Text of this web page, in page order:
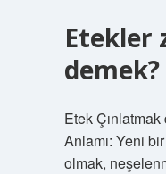
Etekler
demek?
Etek
Anlamı: Yeni
olmak,